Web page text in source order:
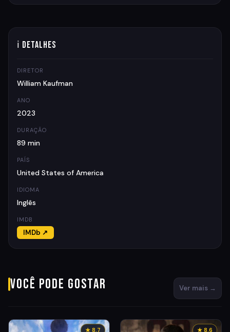
ℹ Detalhes
DIRETOR
William Kaufman
ANO
2023
DURAÇÃO
89 min
PAÍS
United States of America
IDIOMA
Inglês
IMDB
IMDb ↗
Você pode gostar Ver mais →
★ 8.7 ★ 8.6